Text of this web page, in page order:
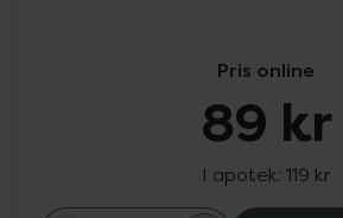
Pris online
89 kr
I apotek: 119 kr